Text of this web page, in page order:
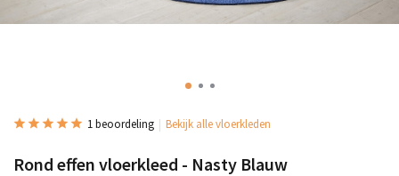
1 beoordeling Bekijk alle vloerkleden
Rond effen vloerkleed - Nasty Blauw